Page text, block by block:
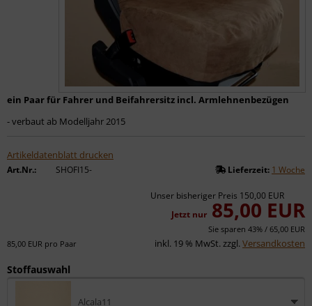
ein Paar für Fahrer und Beifahrersitz incl. Armlehnenbezügen
- verbaut ab Modelljahr 2015
Artikeldatenblatt drucken
Art.Nr.: SHOFI15- Lieferzeit: 1 Woche
Unser bisheriger Preis 150,00 EUR
Jetzt nur 85,00 EUR
Sie sparen 43% / 65,00 EUR
85,00 EUR pro Paar
inkl. 19 % MwSt. zzgl. Versandkosten
Stoffauswahl
Alcala11